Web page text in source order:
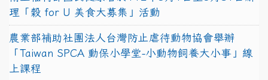
理「穀 for U 美食大募集」活動
農業部補助社團法人台灣防止虐待動物協會舉辦
「Taiwan SPCA 動保小學堂-小動物飼養大小事」線
上課程